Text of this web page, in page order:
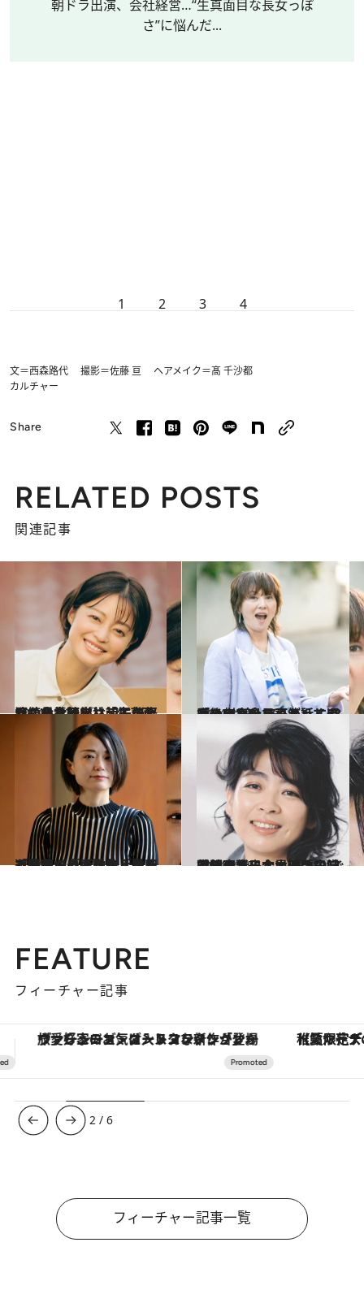
朝ドラ出演、会社経営…“生真面目な長女っぽ
さ”に悩んだ...
1 2 3 4
文＝西森路代 撮影＝佐藤 亘 ヘアメイク＝髙 千沙都
カルチャー
Share
RELATED POSTS
関連記事
2024.11.29
【続きを読む】朝ドラ出演、会社経営…「生真面目な長女っぽさ」に悩んだことも。小林涼子の軽やかな素顔
カルチャー 2024.3.13
「メルカリで売るんじゃないでしょうね？ってくぎを刺したり（笑）」58歳の小泉今日子が話す還暦後の“楽しみ”
カルチャー
2024.4.2
「黒夢」の活動休止をきっかけに自衛隊に入隊した著者が「ぼる塾」の田辺さんらと考えた「推しって？」
カルチャー 2024.2.15
内田也哉子、異例の夫婦対談の裏に本木雅弘の“ぐうの音も出ない一言”9時間超の話し合いは「日常茶飯事」
カルチャー
FEATURE
フィーチャー記事
【夏限定ディナーコース】旬を迎える稚鮎や花ズッキーニなどをイタリア・トスカーナの郷土料理の手法で満喫！ 【銀座で出合う最旬美容】美髪ケアや上質
3 /6
フィーチャー記事一覧